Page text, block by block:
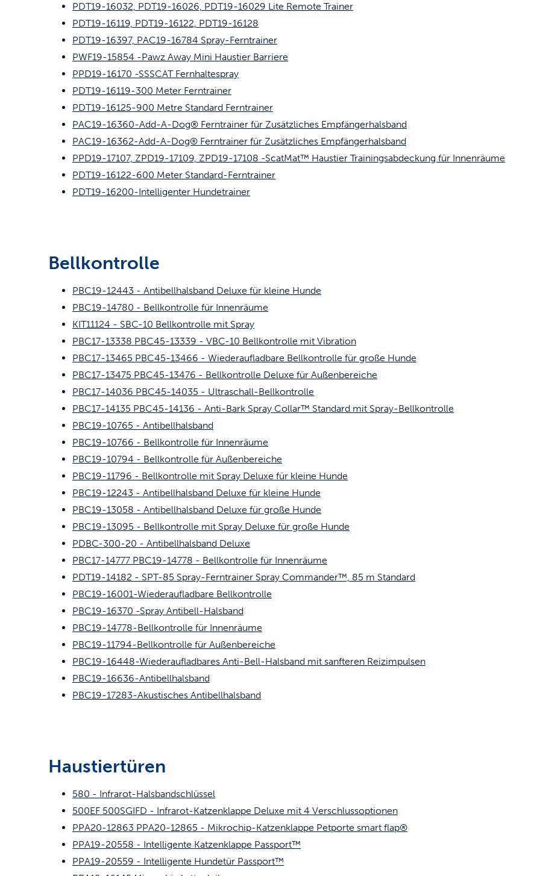
PDT19-16032, PDT19-16026, PDT19-16029 Lite Remote Trainer
PDT19-16119, PDT19-16122, PDT19-16128
PDT19-16397, PAC19-16784 Spray-Ferntrainer
PWF19-15854 -Pawz Away Mini Haustier Barriere
PPD19-16170 -SSSCAT Fernhaltespray
PDT19-16119-300 Meter Ferntrainer
PDT19-16125-900 Metre Standard Ferntrainer
PAC19-16360-Add-A-Dog® Ferntrainer für Zusätzliches Empfängerhalsband
PAC19-16362-Add-A-Dog® Ferntrainer für Zusätzliches Empfängerhalsband
PPD19-17107, ZPD19-17109, ZPD19-17108 -ScatMat™ Haustier Trainingsabdeckung für Innenräume
PDT19-16122-600 Meter Standard-Ferntrainer
PDT19-16200-Intelligenter Hundetrainer
Bellkontrolle
PBC19-12443 - Antibellhalsband Deluxe für kleine Hunde
PBC19-14780 - Bellkontrolle für Innenräume
KIT11124 - SBC-10 Bellkontrolle mit Spray
PBC17-13338 PBC45-13339 - VBC-10 Bellkontrolle mit Vibration
PBC17-13465 PBC45-13466 - Wiederaufladbare Bellkontrolle für große Hunde
PBC17-13475 PBC45-13476 - Bellkontrolle Deluxe für Außenbereiche
PBC17-14036 PBC45-14035 - Ultraschall-Bellkontrolle
PBC17-14135 PBC45-14136 - Anti-Bark Spray Collar™ Standard mit Spray-Bellkontrolle
PBC19-10765 - Antibellhalsband
PBC19-10766 - Bellkontrolle für Innenräume
PBC19-10794 - Bellkontrolle für Außenbereiche
PBC19-11796 - Bellkontrolle mit Spray Deluxe für kleine Hunde
PBC19-12243 - Antibellhalsband Deluxe für kleine Hunde
PBC19-13058 - Antibellhalsband Deluxe für große Hunde
PBC19-13095 - Bellkontrolle mit Spray Deluxe für große Hunde
PDBC-300-20 - Antibellhalsband Deluxe
PBC17-14777 PBC19-14778 - Bellkontrolle für Innenräume
PDT19-14182 - SPT-85 Spray-Ferntrainer Spray Commander™, 85 m Standard
PBC19-16001-Wiederaufladbare Bellkontrolle
PBC19-16370 -Spray Antibell-Halsband
PBC19-14778-Bellkontrolle für Innenräume
PBC19-11794-Bellkontrolle für Außenbereiche
PBC19-16448-Wiederaufladbares Anti-Bell-Halsband mit sanfteren Reizimpulsen
PBC19-16636-Antibellhalsband
PBC19-17283-Akustisches Antibellhalsband
Haustiertüren
580 - Infrarot-Halsbandschlüssel
500EF 500SGIFD - Infrarot-Katzenklappe Deluxe mit 4 Verschlussoptionen
PPA20-12863 PPA20-12865 - Mikrochip-Katzenklappe Petporte smart flap®
PPA19-20558 - Intelligente Katzenklappe Passport™
PPA19-20559 - Intelligente Hundetür Passport™